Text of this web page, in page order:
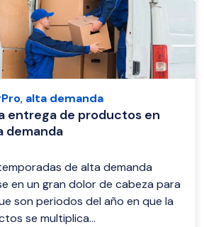
, alta demanda
entrega de productos en
demanda
de alta demanda
en un gran dolor de cabeza para
son periodos del año en que la
se multiplica...